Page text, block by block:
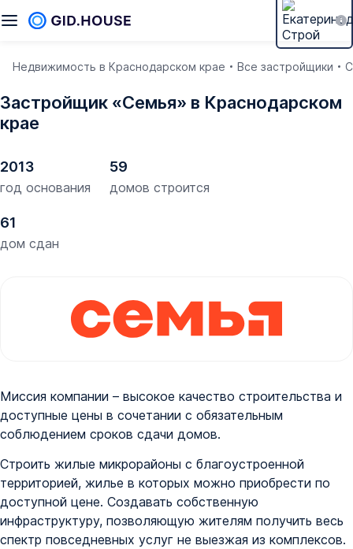
Недвижимость в Краснодарском крае Все застройщики
Застройщик «Семья» в Краснодарском
крае
2013
год основания
59
домов строится
61
дом сдан
Миссия компании – высокое качество строительства и
доступные цены в сочетании с обязательным
соблюдением сроков сдачи домов.
Строить жилые микрорайоны с благоустроенной
территорией, жилье в которых можно приобрести по
доступной цене. Создавать собственную
инфраструктуру, позволяющую жителям получить весь
спектр повседневных услуг не выезжая из комплексов.